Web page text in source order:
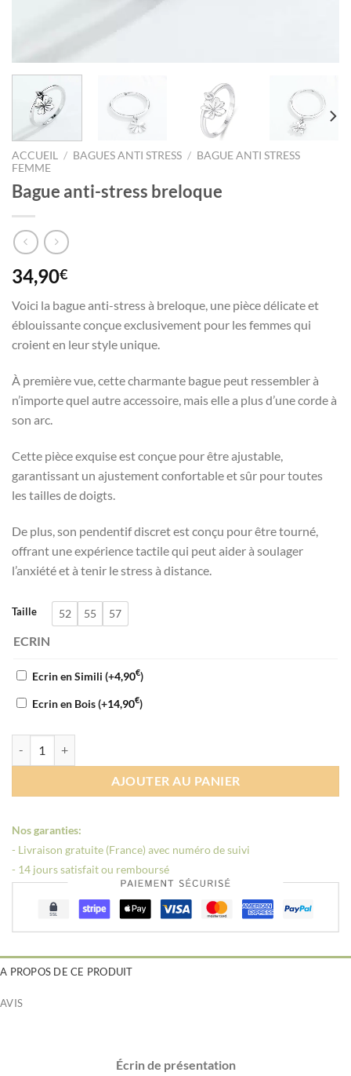
ACCUEIL / BAGUES ANTI STRESS / BAGUE ANTI STRESS
FEMME
Bague anti-stress breloque
34,90€
Voici la bague anti-stress à breloque, une pièce délicate et
éblouissante conçue exclusivement pour les femmes qui
croient en leur style unique.
À première vue, cette charmante bague peut ressembler à
n’importe quel autre accessoire, mais elle a plus d’une corde à
son arc.
Cette pièce exquise est conçue pour être ajustable,
garantissant un ajustement confortable et sûr pour toutes
les tailles de doigts.
De plus, son pendentif discret est conçu pour être tourné,
offrant une expérience tactile qui peut aider à soulager
l’anxiété et à tenir le stress à distance.
Taille 52 55 57
ECRIN
Ecrin en Simili (+4,90€)
Ecrin en Bois(+14,90€)
AJOUTER AU PANIER
Nos garanties:
- Livraison gratuite (France) avec numéro de suivi
- 14 jours satisfait ou remboursé
A PROPOS DE CE PRODUIT
AVIS
Écrin de présentation